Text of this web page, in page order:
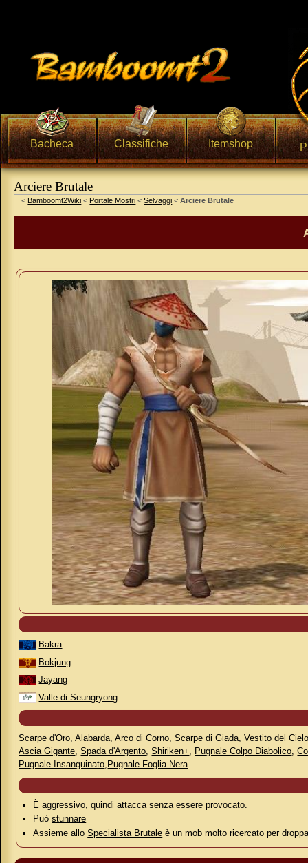
Bacheca Classifiche Itemshop
Arciere Brutale
Vai a:navigazione,ricerca
< Bamboomt2Wiki < Portale Mostri <Selvaggi <Arciere Brutale
Bakra
Bokjung
Jayang
Valle di Seungryong
Scarpe d'Oro,Alabarda,Arco di Corno,Scarpe di Giada,Vestito del
Ascia Gigante,Spada d'Argento,Shiriken+, Pugnale Colpo Diabolico,
Pugnale Insanguinato, Pugnale Foglia Nera.
È aggressivo, quindi attacca senza essere provocato.
Puòstunnare
Assieme alloSpecialista Brutale è un mob molto ricercato per